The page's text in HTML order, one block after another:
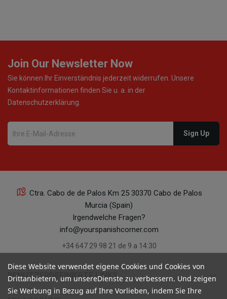
Join Our Newsletter Now
Sie können Ihr Einverständnis jederzeit widerrufen. Unsere
Kontaktinformationen finden Sie u. a. in der
Datenschutzerklärung.
Ctra. Cabo de de Palos Km 25 30370 Cabo de Palos
Murcia (Spain)
Irgendwelche Fragen?
info@yourspanishcorner.com
+34 647 29 98 21 de 9 a 14:30
BENUTZERDEFINIERTE LINKS keyboard_arrow_down
Diese Website verwendet eigene Cookies und Cookies von
Drittanbietern, um unsereDienste zu verbessern. Und zeigen
Sie Werbung in Bezug auf Ihre Vorlieben, indem Sie Ihre